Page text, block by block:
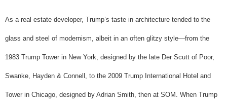
As a real estate developer, Trump’s taste in architecture tended to the
glass and steel of modernism, albeit in an often glitzy style—from the
1983 Trump Tower in New York, designed by the late Der Scutt of Poor,
Swanke, Hayden & Connell, to the 2009 Trump International Hotel and
Tower in Chicago, designed by Adrian Smith, then at SOM. When Trump